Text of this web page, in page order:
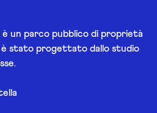
è un parco pubblico di proprietà
è stato progettato dallo studio